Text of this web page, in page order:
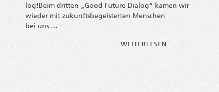
log!Beim drit­ten „Good Future Dia­log“ kamen wir
wie­der mit zukunfts­be­geis­ter­ten Men­schen
bei uns …
WEI­TER­LE­SENFROM GOOD